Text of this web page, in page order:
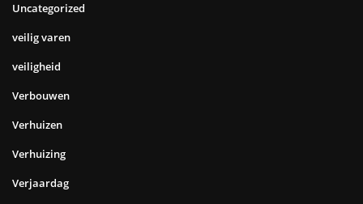
Uncategorized
veilig varen
veiligheid
Verbouwen
Verhuizen
Verhuizing
Verjaardag